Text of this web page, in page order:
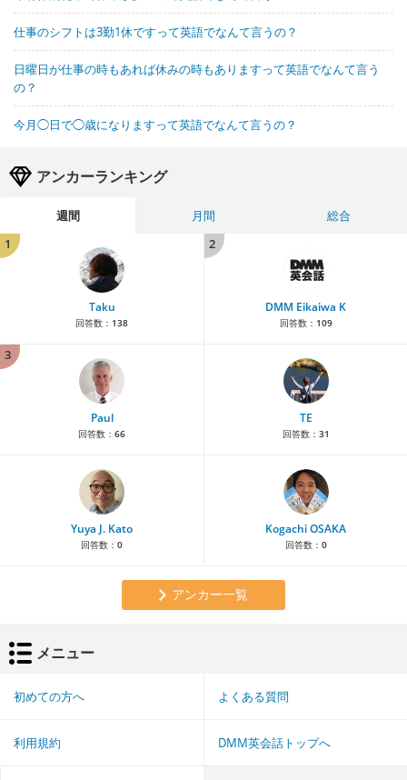
仕事のシフトは3勤1休ですって英語でなんて言うの？
日曜日が仕事の時もあれば休みの時もありますって英語でなんて言う
の？
今月◯日で◯歳になりますって英語でなんて言うの？
アンカーランキング
週間 月間
総合
1
Taku
回答数： 138
2
DMM Eikaiwa K
回答数： 109
3
Paul
回答数： 66
TE
回答数： 31
Yuya J. Kato
回答数： 0
Kogachi OSAKA
回答数： 0
アンカー一覧
メニュー
初めての方へ よくある質問
利用規約 DMM英会話トップへ